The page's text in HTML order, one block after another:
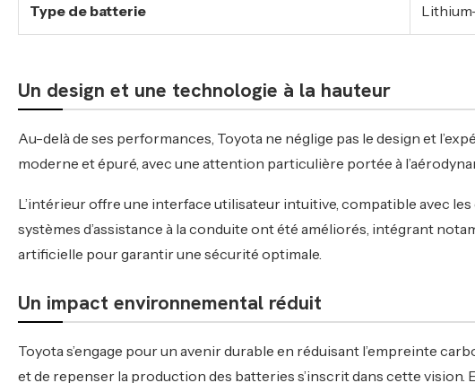
Type de batterie
Un design et une technologie à la hauteur
Au-delà de ses performances, Toyota ne néglige pas le design et
moderne et épuré, avec une attention particulière portée à
L’intérieur offre une interface utilisateur intuitive, compatible avec
systèmes d’assistance à la conduite ont été améliorés, intégrant
artificielle pour garantir une sécurité optimale.
Un impact environnemental réduit
Toyota s’engage pour un avenir durable en réduisant l’empreinte
et de repenser la production des batteries s’inscrit dans cette